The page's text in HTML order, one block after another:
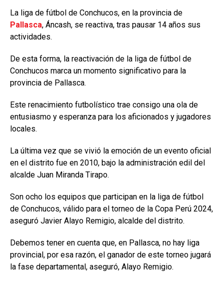
La liga de fútbol de Conchucos, en la provincia de
Pallasca, Áncash, se reactiva, tras pausar 14 años sus
actividades.
De esta forma, la reactivación de la liga de fútbol de
Conchucos marca un momento significativo para la
provincia de Pallasca.
Este renacimiento futbolístico trae consigo una ola de
entusiasmo y esperanza para los aficionados y jugadores
locales.
La última vez que se vivió la emoción de un evento oficial
en el distrito fue en 2010, bajo la administración edil del
alcalde Juan Miranda Tirapo.
Son ocho los equipos que participan en la liga de fútbol
de Conchucos, válido para el torneo de la Copa Perú 2024,
aseguró Javier Alayo Remigio, alcalde del distrito.
Debemos tener en cuenta que, en Pallasca, no hay liga
provincial, por esa razón, el ganador de este torneo jugará
la fase departamental, aseguró, Alayo Remigio.